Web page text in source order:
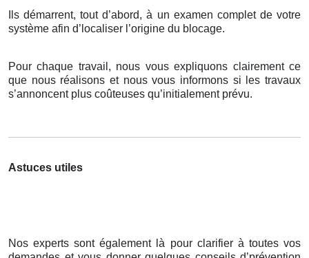
Ils démarrent, tout d’abord, à un examen complet de votre
système afin d’localiser l’origine du blocage.
Pour chaque travail, nous vous expliquons clairement ce
que nous réalisons et nous vous informons si les travaux
s’annoncent plus coûteuses qu’initialement prévu.
Astuces utiles
Nos experts sont également là pour clarifier à toutes vos